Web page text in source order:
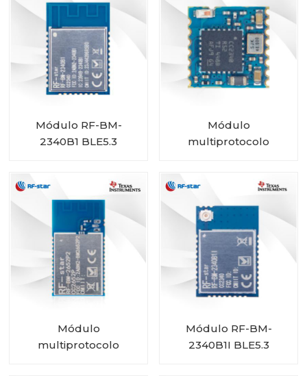
Módulo RF-BM-
2340B1 BLE5.3
Módulo
multiprotocolo
Módulo
multiprotocolo
Módulo RF-BM-
2340B1I BLE5.3